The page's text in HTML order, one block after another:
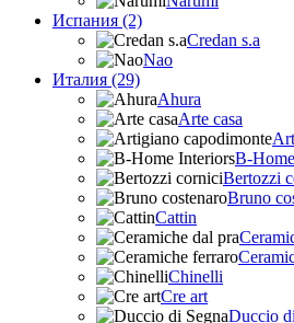
Испания (2)
Credan s.a
Nao
Италия (29)
Ahura
Arte casa
B-
Bertozzi
Bruno
Cattin
Chinelli
Cre art
Duccio